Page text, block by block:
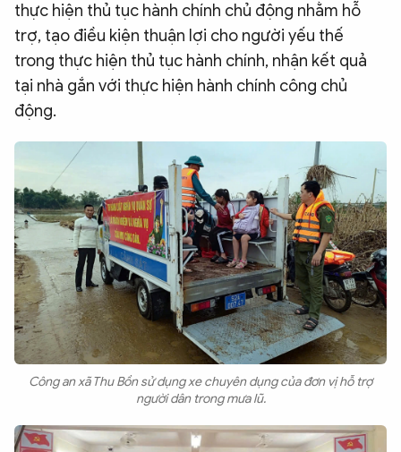
thực hiện thủ tục hành chính chủ động nhằm hỗ
trợ, tạo điều kiện thuận lợi cho người yếu thế
trong thực hiện thủ tục hành chính, nhận kết quả
tại nhà gắn với thực hiện hành chính công chủ
động.
Công an xã Thu Bồn sử dụng xe chuyên dụng của đơn vị hỗ trợ
người dân trong mưa lũ.